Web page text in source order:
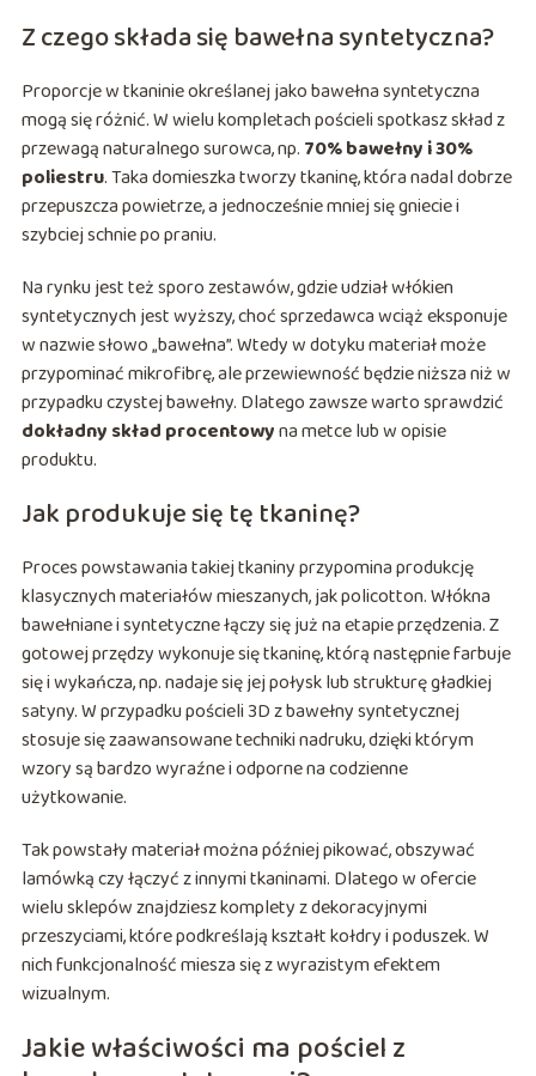
Z czego składa się bawełna syntetyczna?
Proporcje w tkaninie określanej jako bawełna syntetyczna
mogą się różnić. W wielu kompletach pościeli spotkasz skład z
przewagą naturalnego surowca, np. 70% bawełny i 30%
poliestru. Taka domieszka tworzy tkaninę, która nadal dobrze
przepuszcza powietrze, a jednocześnie mniej się gniecie i
szybciej schnie po praniu.
Na rynku jest też sporo zestawów, gdzie udział włókien
syntetycznych jest wyższy, choć sprzedawca wciąż eksponuje
w nazwie słowo „bawełna”. Wtedy w dotyku materiał może
przypominać mikrofibrę, ale przewiewność będzie niższa niż w
przypadku czystej bawełny. Dlatego zawsze warto sprawdzić
dokładny skład procentowyna metce lub w opisie
produktu.
Jak produkuje się tę tkaninę?
Proces powstawania takiej tkaniny przypomina produkcję
klasycznych materiałów mieszanych, jak policotton. Włókna
bawełniane i syntetyczne łączy się już na etapie przędzenia. Z
gotowej przędzy wykonuje się tkaninę, którą następnie farbuje
się i wykańcza, np. nadaje się jej połysk lub strukturę gładkiej
satyny. W przypadku pościeli 3D z bawełny syntetycznej
stosuje się zaawansowane techniki nadruku, dzięki którym
wzory są bardzo wyraźne i odporne na codzienne
użytkowanie.
Tak powstały materiał można później pikować, obszywać
lamówką czy łączyć z innymi tkaninami. Dlatego w ofercie
wielu sklepów znajdziesz komplety z dekoracyjnymi
przeszyciami, które podkreślają kształt kołdry i poduszek. W
nich funkcjonalność miesza się z wyrazistym efektem
wizualnym.
Jakie właściwości ma pościel z